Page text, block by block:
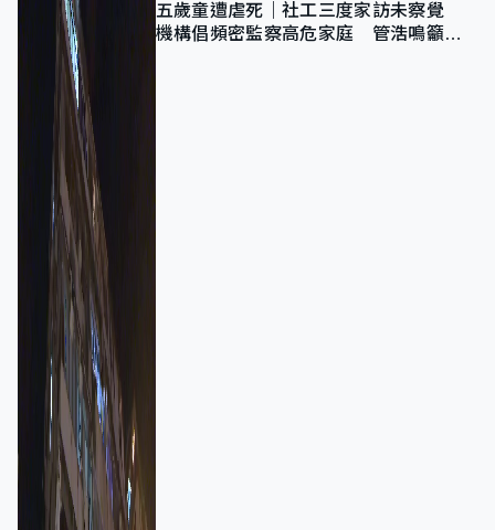
五歲童遭虐死｜社工三度家訪未察覺
機構倡頻密監察高危家庭 管浩鳴籲加